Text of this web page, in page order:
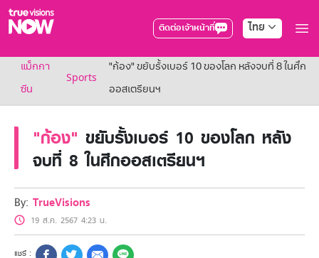
ติดต่อเจ้าหน้าที่ ไทย
True AF2026
แพ็กเกจ
NOW SPORTS
NOW Muay Thai
แพ็กเกจทรูวิชันส์นาวทั้งหมด
เคเบิลและจานดาวเทียม
สิทธิพิเศษ
สิทธิพิเศษลูกค้าทรูวิชั่นส์
Showtime
HoReCa
แพ็กเกจสำหรับผู้ประกอบการ
แม็กกา
ซีน
Sports
"ก้อง" ขยับรั้งเบอร์ 10 ของโลก หลังจบที่ 8 ในศึก
ออสเตรียนฯ
"ก้อง" ขยับรั้งเบอร์ 10 ของโลก หลัง
จบที่ 8 ในศึกออสเตรียนฯ
By: TrueVisions
19 ส.ค. 2567 4:23 น.